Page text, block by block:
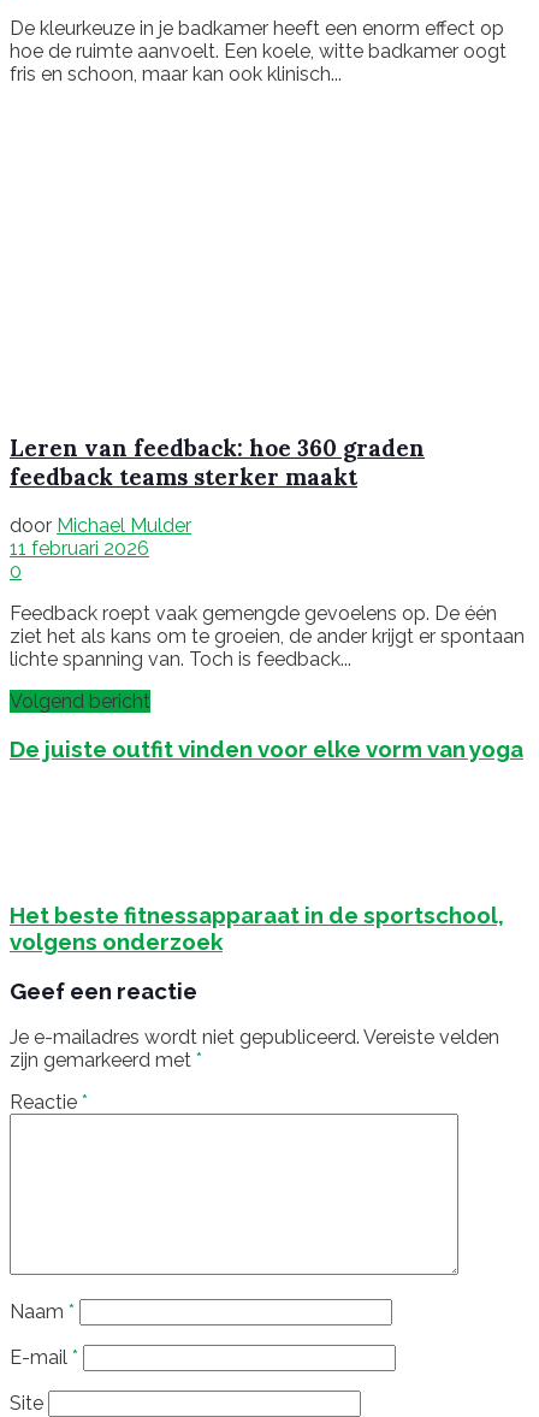
De kleurkeuze in je badkamer heeft een enorm effect op
hoe de ruimte aanvoelt. Een koele, witte badkamer oogt
fris en schoon, maar kan ook klinisch...
Leren van feedback: hoe 360 graden
feedback teams sterker maakt
door Michael Mulder
11 februari 2026
0
Feedback roept vaak gemengde gevoelens op. De één
ziet het als kans om te groeien, de ander krijgt er spontaan
lichte spanning van. Toch is feedback...
Volgend bericht
De juiste outfit vinden voor elke vorm van yoga
Het beste fitnessapparaat in de sportschool,
volgens onderzoek
Geef een reactie
Je e-mailadres wordt niet gepubliceerd. Vereiste velden
zijn gemarkeerd met *
Reactie *
Naam *
E-mail *
Site